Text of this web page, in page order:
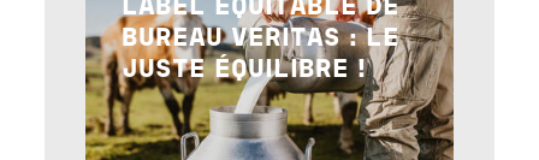
LABEL ÉQUITABLE DE
BUREAU VERITAS : LE
JUSTE ÉQUILIBRE !